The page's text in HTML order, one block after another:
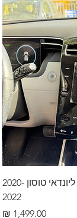
החלפת מסך טאץ' ותצוגה ליונדאי טוסון 2020-
2022
מחיר